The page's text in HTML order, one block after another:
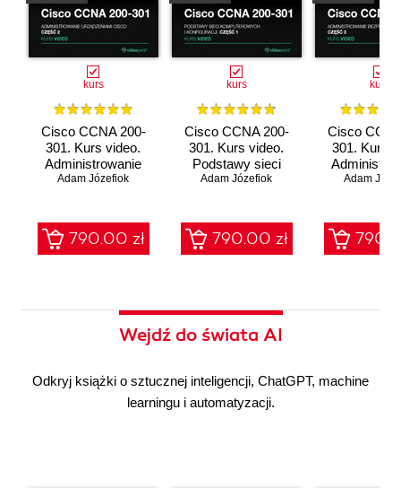
kurs
Cisco CCNA 200-
301. Kurs video.
Administrowanie
urządzeniami Cisco
Adam Józefiok
790.00 zł
kurs
Cisco CCNA 200-
301. Kurs video.
Podstawy sieci
komputerowych i
Adam Józefiok
790.00 zł
kurs
Cisco
301. Kurs
Adam
Wejdź do świata AI
Odkryj książki o sztucznej inteligencji, ChatGPT, machine
learningu i automatyzacji.